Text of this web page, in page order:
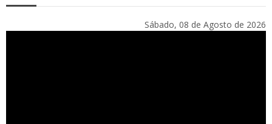
Sábado, 08 de Agosto de 2026